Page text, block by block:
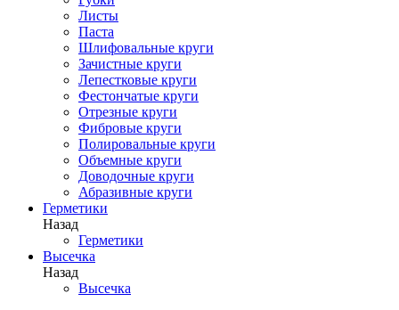
Листы
Паста
Шлифовальные круги
Зачистные круги
Лепестковые круги
Фестончатые круги
Отрезные круги
Фибровые круги
Полировальные круги
Объемные круги
Доводочные круги
Абразивные круги
Герметики
Назад
Герметики
Высечка
Назад
Высечка